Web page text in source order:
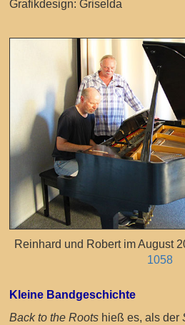
Grafikdesign: Griselda
Reinhard und Robert im August
1058
Kleine Bandgeschichte
Back to the Roots hieß es, als der